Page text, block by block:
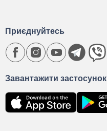
Завантажити застосунок
Приєднуйтесь